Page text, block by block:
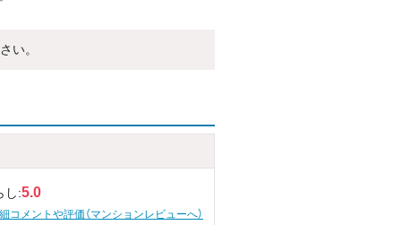
い。
し:5.0
コメントや評価（マンションレビューへ）